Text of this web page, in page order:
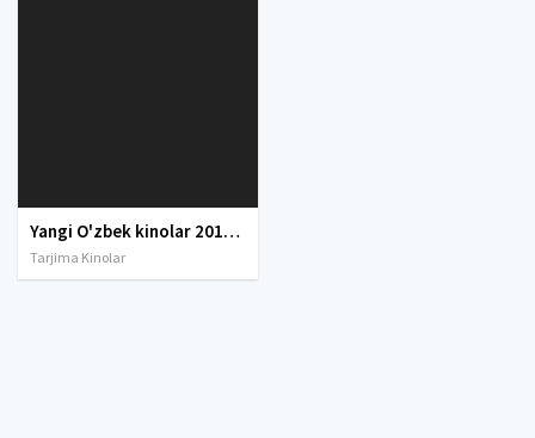
Yangi O'zbek kinolar 2010-2011-2012-2013-2014-2015-2016-2017-2018-2019-2020-2021-2022-2023-2024-2025 O'zbek tilida Uzbek tarjima Full HD
Tarjima Kinolar